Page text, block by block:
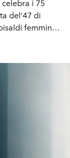
i 75
del’47 di
femminili